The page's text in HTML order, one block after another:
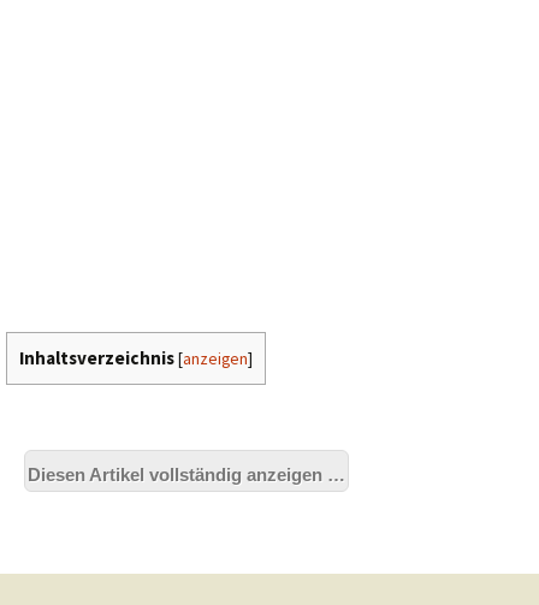
Inhaltsverzeichnis[anzeigen]
Diesen Artikel vollständig anzeigen …